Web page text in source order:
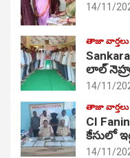
14/11/
తాజా వార్తలు
లాల్
14/11/
తాజా వార్తలు
CI
కేసులో
14/11/